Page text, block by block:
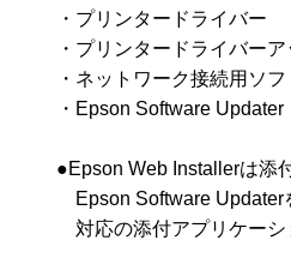
・プリンタードライバー
・プリンタードライバーア
・ネットワーク接続用ソフ
・Epson Software Updater
●Epson Web Installerは添付
Epson Software Updaterを
対応の添付アプリケーショ